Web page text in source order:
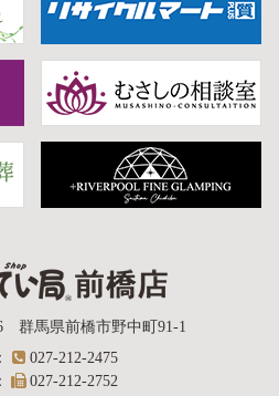
んてい局
橋店
群馬県前橋市野中町91-1
：
027-212-2475
： 027-212-2752